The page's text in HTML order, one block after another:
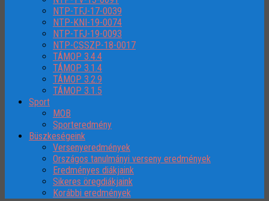
NTP-TFJ-17-0039
NTP-KNI-19-0074
NTP-TFJ-19-0093
NTP-CSSZP-18-0017
TÁMOP 3.4.4
TÁMOP 3.1.4
TÁMOP 3.2.9
TÁMOP 3.1.5
Sport
MOB
Sporteredmény
Büszkeségeink
Versenyeredmények
Országos tanulmányi verseny eredmények
Eredményes diákjaink
Sikeres öregdiákjaink
Korábbi eredmények